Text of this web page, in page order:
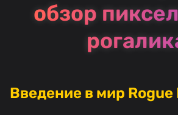
обзор
Введение в мир